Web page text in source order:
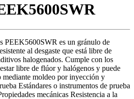
PEEK5600SWR es un gránulo de
al desgaste que está libre de
halogenados. Cumple con los
libre de flúor y halógenos y puede
mediante moldeo por inyección y
Estándares o instrumentos de prueba
mecánicas Resistencia a la